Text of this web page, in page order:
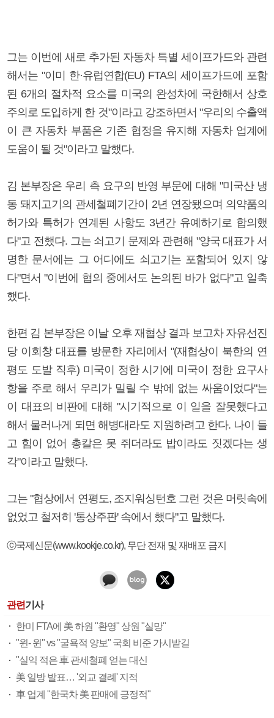
그는 이번에 새로 추가된 자동차 특별 세이프가드와 관련
해서는 "이미 한·유럽연합(EU) FTA의 세이프가드에 포함
된 6개의 절차적 요소를 미국의 완성차에 국한해서 상호
주의로 도입하게 한 것"이라고 강조하면서 "우리의 수출액
이 큰 자동차 부품은 기존 협정을 유지해 자동차 업계에
도움이 될 것"이라고 말했다.
김 본부장은 우리 측 요구의 반영 부문에 대해 "미국산 냉
동 돼지고기의 관세철폐기간이 2년 연장됐으며 의약품의
허가와 특허가 연계된 사항도 3년간 유예하기로 합의했
다"고 전했다. 그는 쇠고기 문제와 관련해 "양국 대표가 서
명한 문서에는 그 어디에도 쇠고기는 포함되어 있지 않
다"면서 "이번에 협의 중에서도 논의된 바가 없다"고 일축
했다.
한편 김 본부장은 이날 오후 재협상 결과 보고차 자유선진
당 이회창 대표를 방문한 자리에서 "(재협상이 북한의 연
평도 도발 직후) 미국이 정한 시기에 미국이 정한 요구사
항을 주로 해서 우리가 밀릴 수 밖에 없는 싸움이었다"는
이 대표의 비판에 대해 "시기적으로 이 일을 잘못했다고
해서 물러나게 되면 해병대라도 지원하려고 한다. 나이 들
고 힘이 없어 총칼은 못 쥐더라도 밥이라도 짓겠다는 생
각"이라고 말했다.
그는 "협상에서 연평도, 조지워싱턴호 그런 것은 머릿속에
없었고 철저히 '통상주판' 속에서 했다"고 말했다.
ⓒ국제신문(www.kookje.co.kr), 무단 전재 및 재배포 금지
관련기사
한미 FTA에 美 하원 "환영" 상원 "실망"
"윈- 윈" vs "굴욕적 양보" 국회 비준 가시밭길
"실익 적은 車 관세철폐 얻는 대신
美 일방 발표… '외교 결례' 지적
車 업계 "한국차 美 판매에 긍정적"